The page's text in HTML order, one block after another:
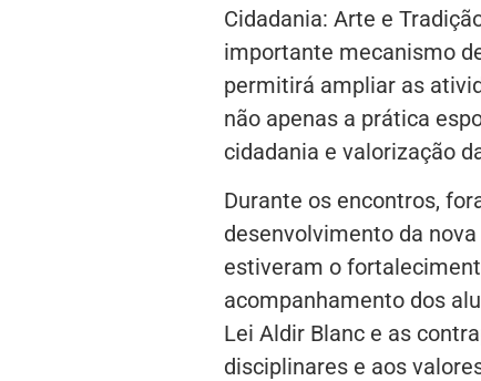
Cidadania: Arte e
importante mecanismo
permitirá ampliar as
não apenas a prática
cidadania e valorização
Durante os encontros,
desenvolvimento da
estiveram o
acompanhamento dos
Lei Aldir Blanc e as
disciplinares e aos